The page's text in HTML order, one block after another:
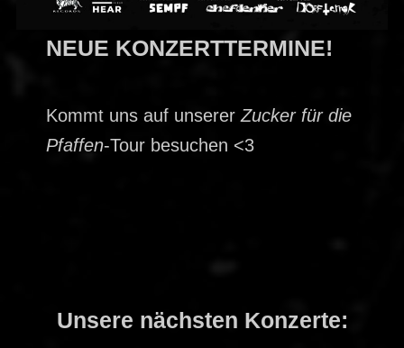
NEUE KONZERTTERMINE!
Kommt uns auf unserer Zucker für die
Pfaffen-Tour besuchen <3
Unsere nächsten Konzerte: